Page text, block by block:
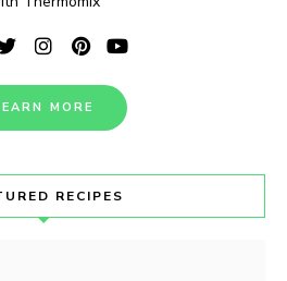
MORE
RECIPES